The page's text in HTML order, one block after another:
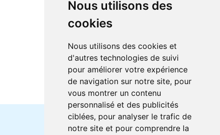
Nous utilisons des
cookies
Nous utilisons des cookies et
d'autres technologies de suivi
pour améliorer votre expérience
de navigation sur notre site, pour
vous montrer un contenu
personnalisé et des publicités
ciblées, pour analyser le trafic de
notre site et pour comprendre la